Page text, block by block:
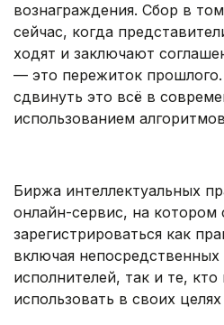
вознаграждения. Сбор в
сейчас, когда
ходят и заключают
— это пережиток
сдвинуть это всё в
использованием
Биржа интеллектуальных
онлайн-сервис, на котором
зарегистрироваться как
включая
исполнителей, так и те, кто
использовать в своих